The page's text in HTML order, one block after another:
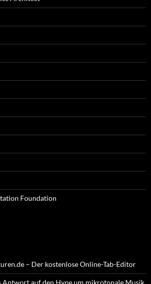
Foundation
– Der kostenlose Online-Tab-Editor